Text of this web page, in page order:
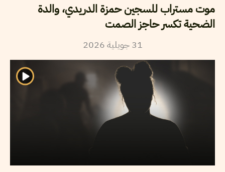
موت مستراب للسجين حمزة الدريدي، والدة
الضحية تكسر حاجز الصمت
31 جويلية2026